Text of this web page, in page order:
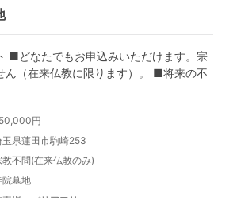
■どなたでもお申込みいただけます。宗
ん（在来仏教に限ります）。 ■将来の不
円
玉県蓮田市駒崎253
教不問(在来仏教のみ)
院墓地